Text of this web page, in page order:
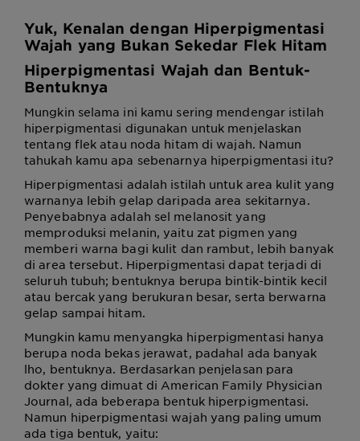
Yuk, Kenalan dengan Hiperpigmentasi
Wajah yang Bukan Sekedar Flek Hitam
Hiperpigmentasi Wajah dan Bentuk-
Bentuknya
Mungkin selama ini kamu sering mendengar istilah
hiperpigmentasi digunakan untuk menjelaskan
tentang flek atau noda hitam di wajah. Namun
tahukah kamu apa sebenarnya hiperpigmentasi itu?
Hiperpigmentasi adalah istilah untuk area kulit yang
warnanya lebih gelap daripada area sekitarnya.
Penyebabnya adalah sel melanosit yang
memproduksi melanin, yaitu zat pigmen yang
memberi warna bagi kulit dan rambut, lebih banyak
di area tersebut. Hiperpigmentasi dapat terjadi di
seluruh tubuh; bentuknya berupa bintik-bintik kecil
atau bercak yang berukuran besar, serta berwarna
gelap sampai hitam.
Mungkin kamu menyangka hiperpigmentasi hanya
berupa noda bekas jerawat, padahal ada banyak
lho, bentuknya. Berdasarkan penjelasan para
dokter yang dimuat di American Family Physician
Journal, ada beberapa bentuk hiperpigmentasi.
Namun hiperpigmentasi wajah yang paling umum
ada tiga bentuk, yaitu: